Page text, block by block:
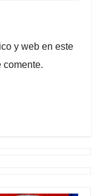
y web en este
comente.